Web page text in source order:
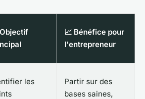
📈 Bénéfice pour
l'entrepreneur
les
Partir sur des
bases saines,